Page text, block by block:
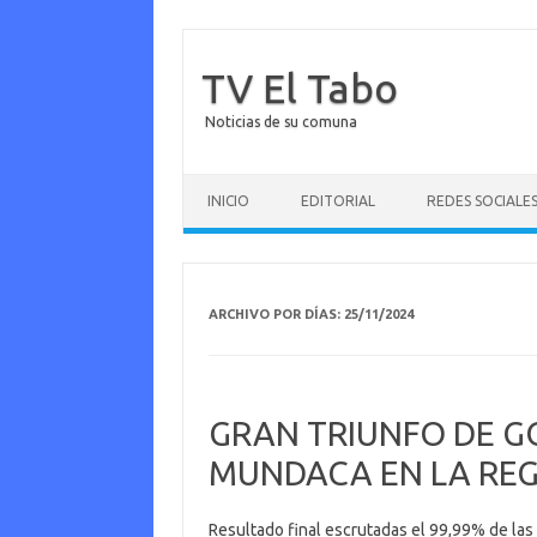
TV El Tabo
Noticias de su comuna
INICIO EDITORIAL REDES
ARCHIVO POR DÍAS: 25/11/2024
GRAN TRIUNFO DE
MUNDACA EN LA
Resultado final escrutadas el 99,99% de